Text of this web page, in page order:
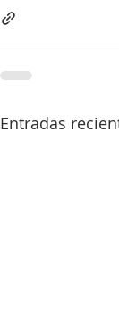
Entradas